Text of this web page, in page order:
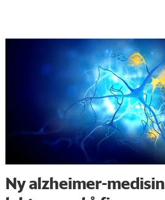
Ny alzheimer-medisin